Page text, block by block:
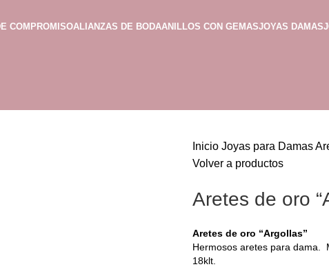
COMPROMISOALIANZAS DE BODAANILLOS CON GEMASJOYAS DAMAS
Inicio Joyas para Damas
Volver a productos
Aretes de oro
Aretes de oro “Argollas”
Hermosos aretes para dama.
18klt.